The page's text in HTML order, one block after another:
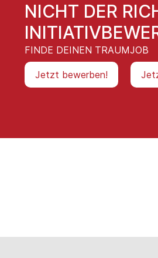
NICHT DER
FINDE DEINEN TRAUMJOB
Jetzt bewerben!